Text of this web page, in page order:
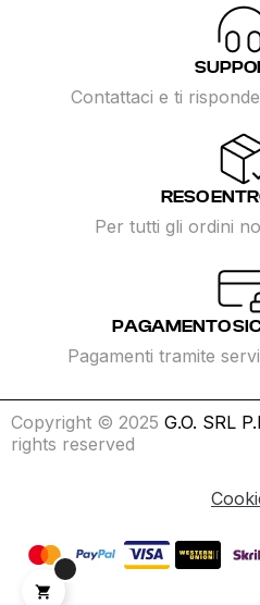
Contattaci e ti
RESO
Per tutti gli ordini
PAGAMENTO
Pagamenti tramite
Copyright © 2025 G.O. SRL
rights reserved
